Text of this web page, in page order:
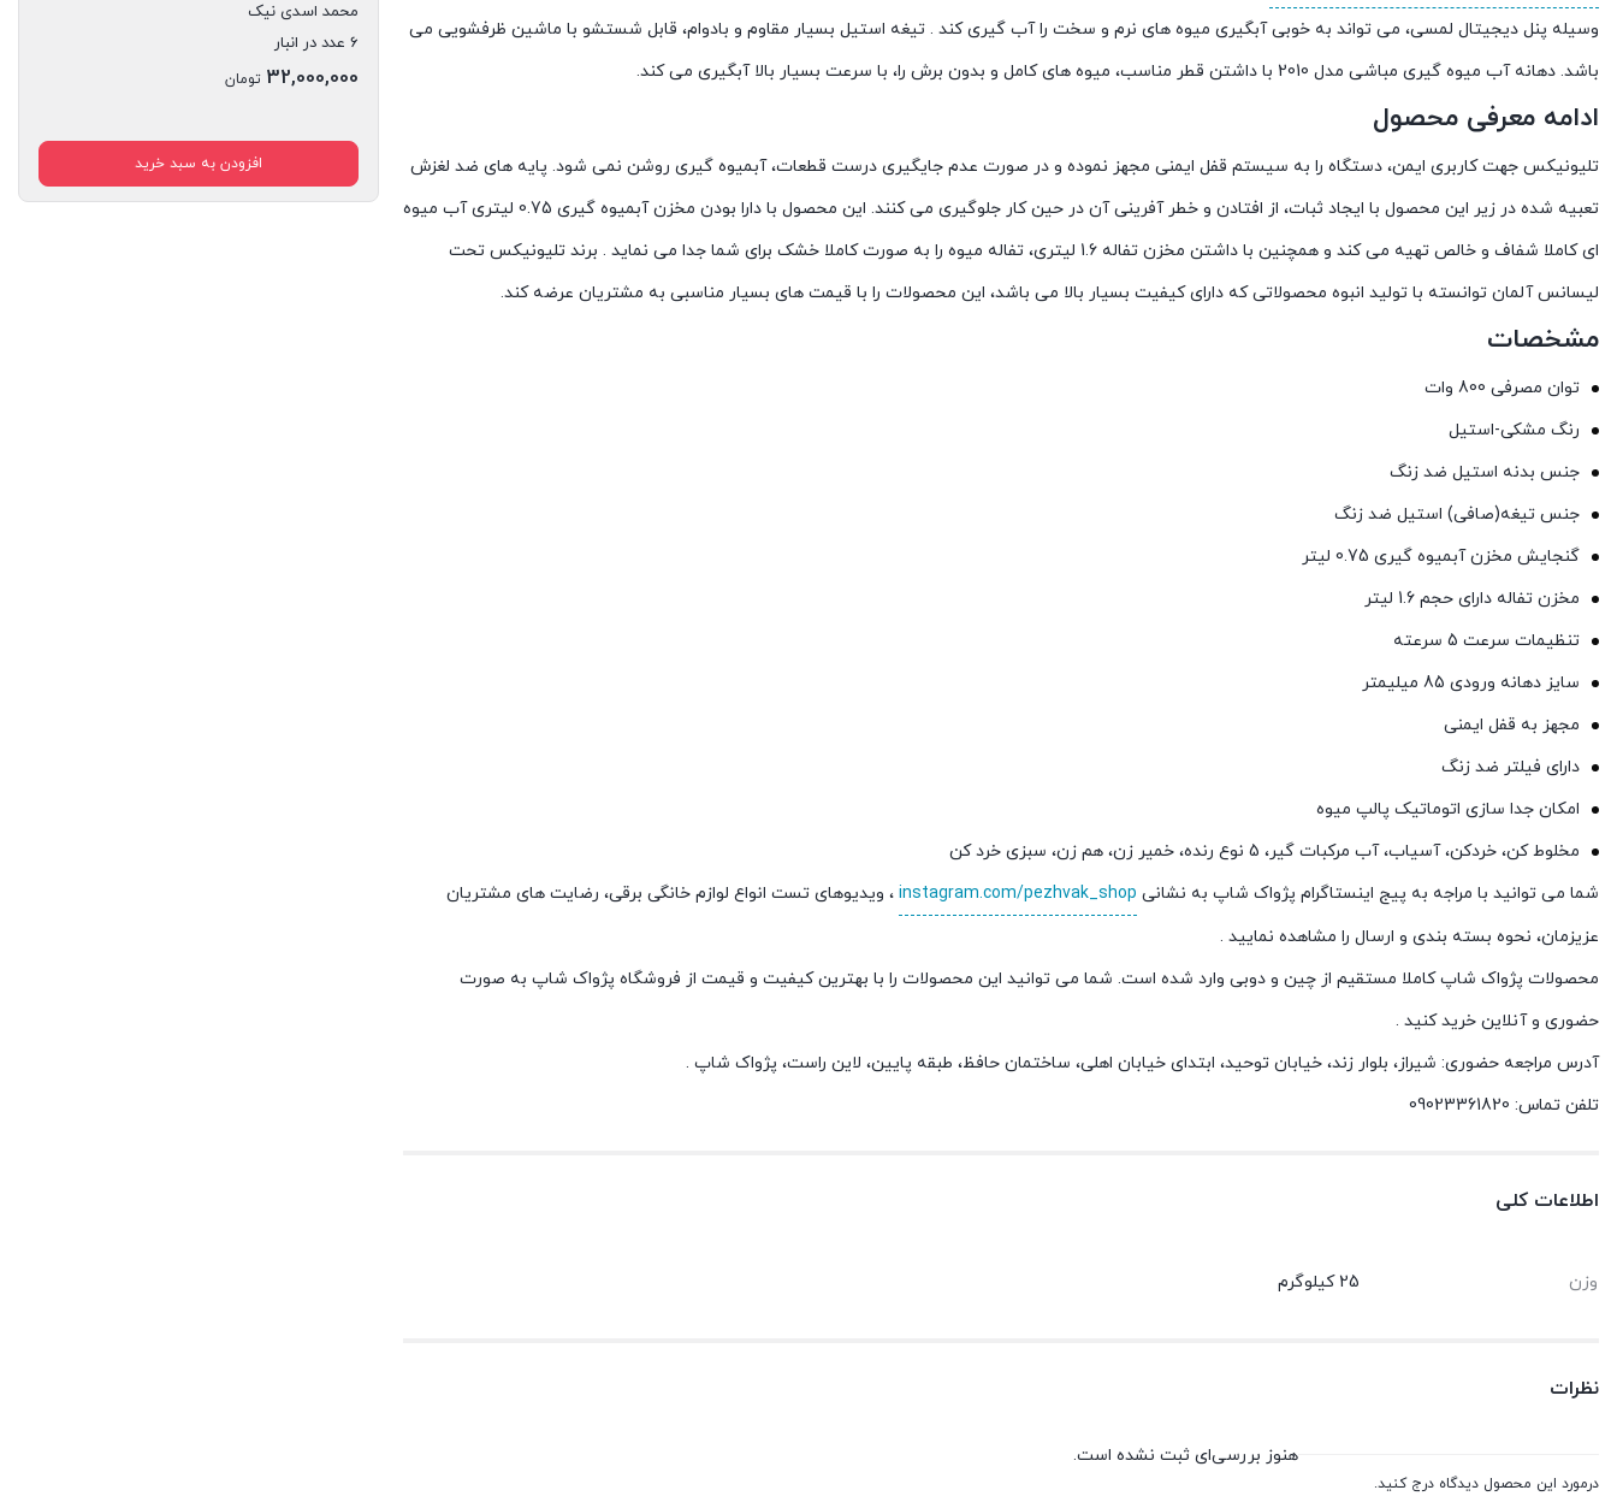
وسیله پنل دیجیتال لمسی، می تواند به خوبی آبگیری میوه های نرم و سخت را آب گیری کند . تیغه استیل بسیار مقاوم و بادوام، قابل شستشو با ماشین ظرفشویی می
باشد. دهانه آب میوه گیری مباشی مدل 2010 با داشتن قطر مناسب، میوه های کامل و بدون برش را، با سرعت بسیار بالا آبگیری می کند.
ادامه معرفی محصول
تلیونیکس جهت کاربری ایمن، دستگاه را به سیستم قفل ایمنی مجهز نموده و در صورت عدم جایگیری درست قطعات، آبمیوه گیری روشن نمی شود. پایه‌ های ضد لغزش
تعبیه شده در زیر این محصول با ایجاد ثبات، از افتادن و خطر آفرینی آن در حین کار جلوگیری می کنند. این محصول با دارا بودن مخزن آبمیوه گیری 0.75 لیتری آب میوه
ای کاملا شفاف و خالص تهیه می کند و همچنین با داشتن مخزن تفاله 1.6 لیتری، تفاله میوه را به صورت کاملا خشک برای شما جدا می نماید . برند تلیونیکس تحت
لیسانس آلمان توانسته با تولید انبوه محصولاتی که دارای کیفیت بسیار بالا می باشد، این محصولات را با قیمت های بسیار مناسبی به مشتریان عرضه کند.
مشخصات
توان مصرفی 800 وات
رنگ مشکی-استیل
جنس بدنه استیل ضد زنگ
جنس تیغه(صافی) استیل ضد زنگ
گنجایش مخزن آبمیوه گیری 0.75 لیتر
مخزن تفاله دارای حجم 1.6 لیتر
تنظیمات سرعت 5 سرعته
سایز دهانه ورودی 85 میلیمتر
مجهز به قفل ایمنی
دارای فیلتر ضد زنگ
امکان جدا سازی اتوماتیک پالپ میوه
مخلوط کن، خردکن، آسیاب، آب مرکبات گیر، 5 نوع رنده، خمیر زن، هم زن، سبزی خرد کن
شما می توانید با مراجه به پیج اینستاگرام پژواک شاپ به نشانی instagram.com/pezhvak_shop ، ویدیوهای تست انواع لوازم خانگی برقی، رضایت های مشتریان
عزیزمان، نحوه بسته بندی و ارسال را مشاهده نمایید .
محصولات پژواک شاپ کاملا مستقیم از چین و دوبی وارد شده است. شما می توانید این محصولات را با بهترین کیفیت و قیمت از فروشگاه پژواک شاپ به صورت
حضوری و آنلاین خرید کنید .
آدرس مراجعه حضوری: شیراز، بلوار زند، خیابان توحید، ابتدای خیابان اهلی، ساختمان حافظ، طبقه پایین، لاین راست، پژواک شاپ .
تلفن تماس: 09023361820
اطلاعات کلی
وزن 25 کیلوگرم
نظرات
درمورد این محصول دیدگاه درج کنید.
هنوز بررسی‌ای ثبت نشده است.
محمد اسدی نیک
6 عدد در انبار
32,000,000 تومان
افزودن به سبد خرید